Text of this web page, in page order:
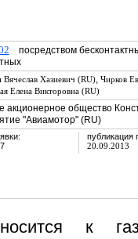
посредством
Вячеслав Хазиевич (RU), Чирков
Елена Викторовна (RU)
акционерное общество
"Авиамотор" (RU)
публикация
20.09.2013
к